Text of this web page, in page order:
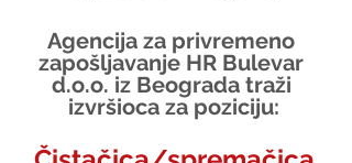
Agencija za privremeno
zapošljavanje HR Bulevar
d.o.o. iz Beograda traži
izvršioca za poziciju: